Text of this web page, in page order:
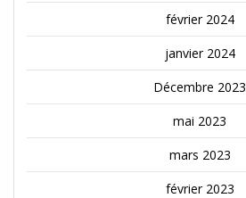
février 2024
janvier 2024
Décembre 2023
mai 2023
mars 2023
février 2023